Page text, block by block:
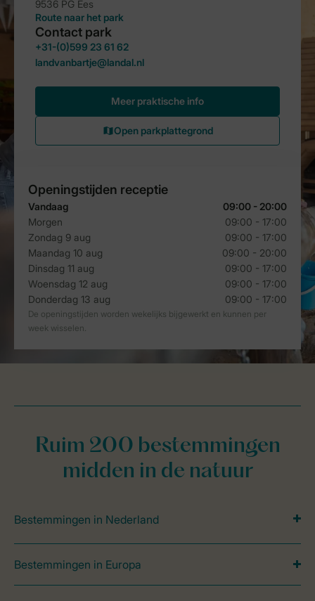
Ruim 200 bestemmingen
midden in de natuur
Bestemmingen in Nederland
Bestemmingen in Europa